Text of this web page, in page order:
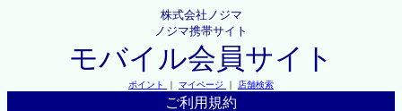
株式会社ノジマ
ノジマ携帯サイト
モバイル会員サイト
ポイント ｜ マイページ ｜ 店舗検索
ご利用規約